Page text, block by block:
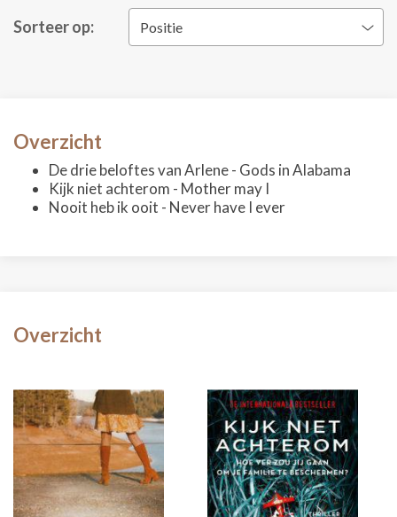
Sorteer op: Positie
Overzicht
De drie beloftes van Arlene - Gods in Alabama
Kijk niet achterom - Mother may I
Nooit heb ik ooit - Never have I ever
Overzicht